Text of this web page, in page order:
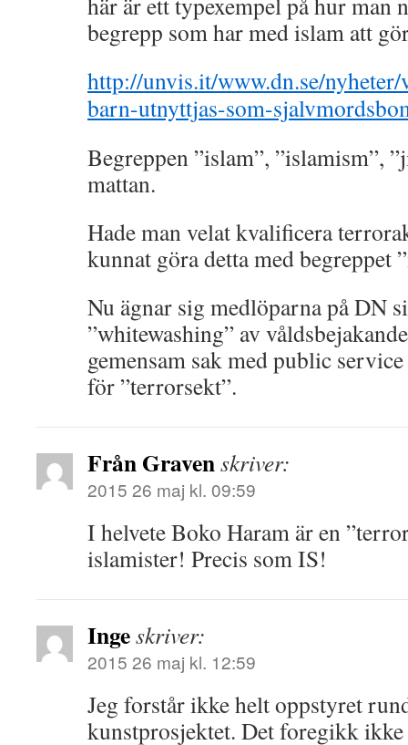
begrepp som har med islam att
http://unvis.it/www.dn.se/
barn-utnyttjas-som-
Begreppen ”islam”, ”islamism”,
mattan.
Hade man velat kvalificera
kunnat göra detta med begreppet
Nu ägnar sig medlöparna på DN
”whitewashing” av
gemensam sak med public
för ”terrorsekt”.
Från Gravenskriver:
2015 26 maj kl. 09:59
I helvete Boko Haram är en
islamister! Precis som IS!
Ingeskriver:
2015 26 maj kl. 12:59
Jeg forstår ikke helt oppstyret
kunstprosjektet. Det foregikk